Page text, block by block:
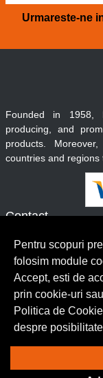
Urmareste-ne
Contact
Servicii clienti
Founded in 1958,
producing, and
products.
countries and regions
© Copyright
Pentru scopuri
folosim module
Accept, esti de
prin cookie-uri
Politica de
despre